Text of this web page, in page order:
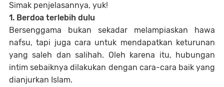
Simak penjelasannya, yuk!
1. Berdoa terlebih dulu
Bersenggama bukan sekadar melampiaskan hawa
nafsu, tapi juga cara untuk mendapatkan keturunan
yang saleh dan salihah. Oleh karena itu, hubungan
intim sebaiknya dilakukan dengan cara-cara baik yang
dianjurkan Islam.